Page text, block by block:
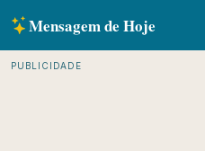
Mensagem de Hoje
PUBLICIDADE